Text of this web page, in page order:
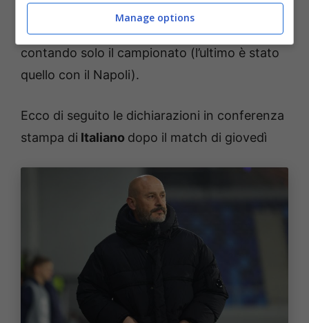
in totale crisi di risultati, il successo allo stadio
Dall’Ara manca da due mesi e da quasi tre
contando solo il campionato (l’ultimo è stato
quello con il Napoli).
Ecco di seguito le dichiarazioni in conferenza
stampa di Italiano dopo il match di giovedì
Manage options